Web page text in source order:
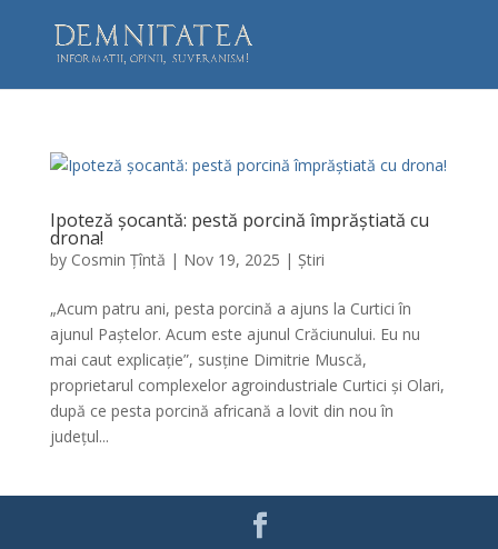
Ipoteză șocantă: pestă porcină împrăștiată cu
drona!
by Cosmin Țîntă | Nov 19, 2025 | Știri
„Acum patru ani, pesta porcină a ajuns la Curtici în
ajunul Paștelor. Acum este ajunul Crăciunului. Eu nu
mai caut explicație”, susține Dimitrie Muscă,
proprietarul complexelor agroindustriale Curtici și Olari,
după ce pesta porcină africană a lovit din nou în
județul...